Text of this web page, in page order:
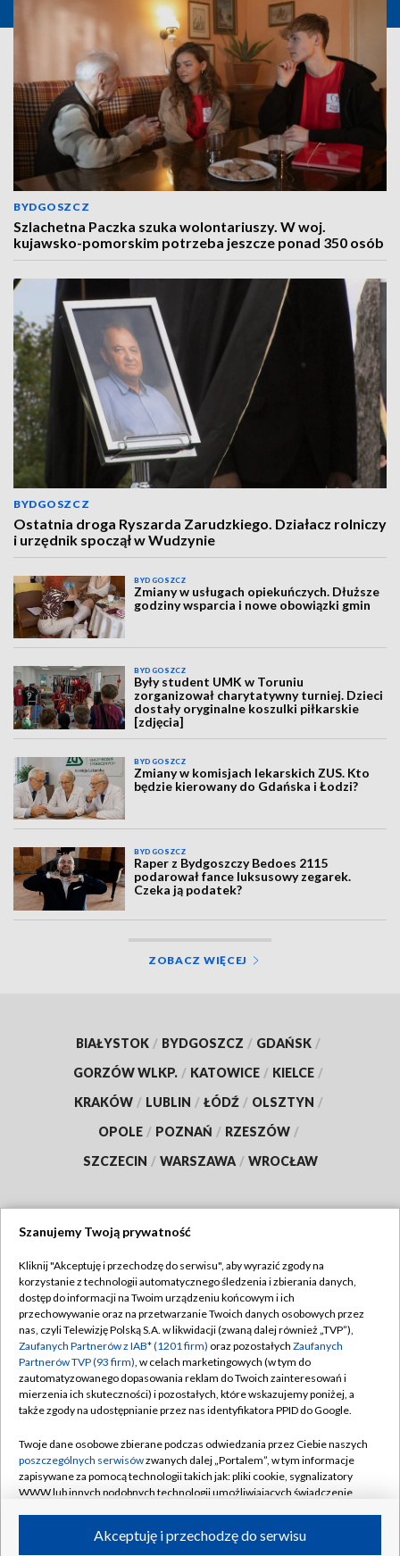
BYDGOSZCZ
Szlachetna Paczka szuka wolontariuszy. W woj.
kujawsko-pomorskim potrzeba jeszcze ponad 350 osób
BYDGOSZCZ
Ostatnia droga Ryszarda Zarudzkiego. Działacz rolniczy
i urzędnik spoczął w Wudzynie
BYDGOSZCZ
Zmiany w usługach opiekuńczych. Dłuższe
godziny wsparcia i nowe obowiązki gmin
BYDGOSZCZ
Były student UMK w Toruniu
zorganizował charytatywny turniej. Dzieci
dostały oryginalne koszulki piłkarskie
[zdjęcia]
BYDGOSZCZ
Zmiany w komisjach lekarskich ZUS. Kto
będzie kierowany do Gdańska i Łodzi?
BYDGOSZCZ
Raper z Bydgoszczy Bedoes 2115
podarował fance luksusowy zegarek.
Czeka ją podatek?
ZOBACZ WIĘCEJ
BIAŁYSTOK / BYDGOSZCZ / GDAŃSK /
GORZÓW WLKP. / KATOWICE / KIELCE /
KRAKÓW / LUBLIN / ŁÓDŹ / OLSZTYN /
OPOLE / POZNAŃ / RZESZÓW /
SZCZECIN / WARSZAWA / WROCŁAW
TVP
Abonament TVP
Emisja w TVP
Centrum informacji TVP
Naziemna Telewizja Cyfrowa
Rada Programowa
System NOS
Informacje o nadawcy
Program dla prasy
Regulamin TVP
Polityka prywatności
Moje zgody
Pomoc
Kontakt
Kanały
Szanujemy Twoją prywatność
Kliknij "Akceptuję i przechodzę do serwisu", aby wyrazić zgody na
korzystanie z technologii automatycznego śledzenia i zbierania danych,
dostęp do informacji na Twoim urządzeniu końcowym i ich
przechowywanie oraz na przetwarzanie Twoich danych osobowych przez
nas, czyli Telewizję Polską S.A. w likwidacji (zwaną dalej również „TVP”),
Zaufanych Partnerów z IAB* (1201 firm) oraz pozostałych Zaufanych
Partnerów TVP (93 firm), w celach marketingowych (w tym do
zautomatyzowanego dopasowania reklam do Twoich zainteresowań i
mierzenia ich skuteczności) i pozostałych, które wskazujemy poniżej, a
także zgody na udostępnianie przez nas identyfikatora PPID do Google.
Twoje dane osobowe zbierane podczas odwiedzania przez Ciebie naszych
poszczególnych serwisówzwanych dalej „Portalem”, w tym informacje
zapisywane za pomocą technologii takich jak: pliki cookie, sygnalizatory
WWW lub innych podobnych technologii umożliwiających świadczenie
ruchu w Internecie.Akceptuję i przechodzę do serwisu